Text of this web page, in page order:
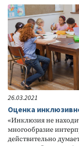
26.03.2021
Оценка
«Инклюзия не
многообразие
действительно